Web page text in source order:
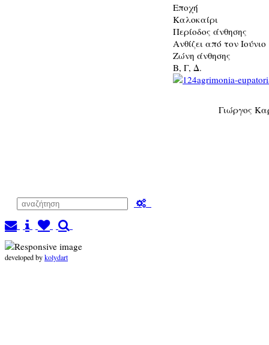
Εποχή
Καλοκαίρι
Περίοδος άνθησης
Ανθίζει από τον
Ζώνη άνθησης
Β, Γ, Δ.
Γιώργος
developed bykolydart